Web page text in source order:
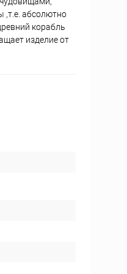
,т.е. абсолютно
корабль
изделие от